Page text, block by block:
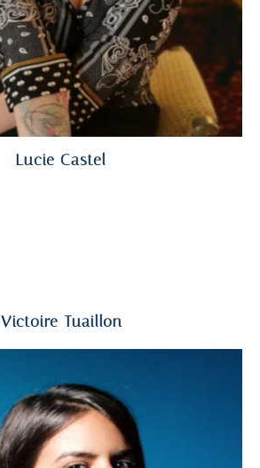
Lucie Castel
Victoire Tuaillon